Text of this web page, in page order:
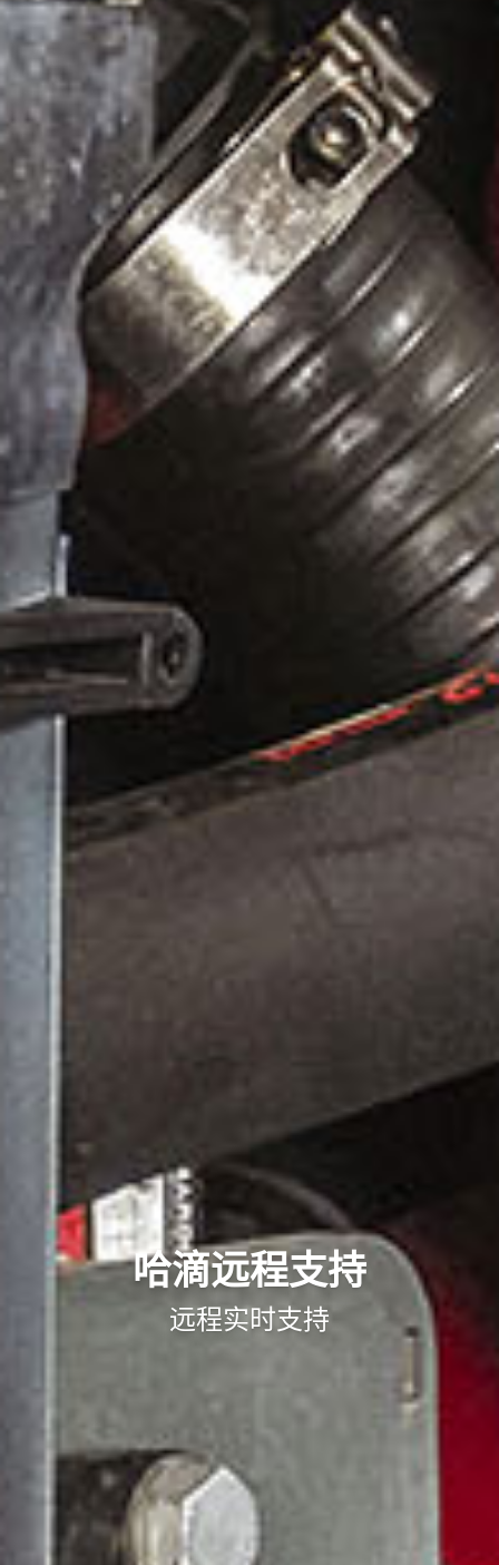
哈滴远程支持
远程实时支持